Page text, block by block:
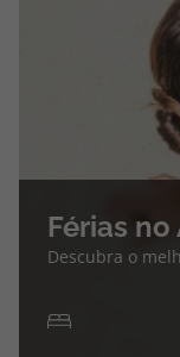
Férias
Descubra o